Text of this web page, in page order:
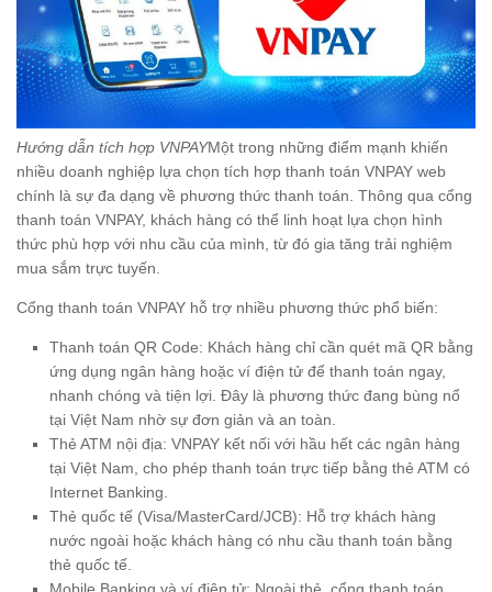
Hướng dẫn tích hợp VNPAYMột trong những điểm mạnh khiến
nhiều doanh nghiệp lựa chọn tích hợp thanh toán VNPAY web
chính là sự đa dạng về phương thức thanh toán. Thông qua cổng
thanh toán VNPAY, khách hàng có thể linh hoạt lựa chọn hình
thức phù hợp với nhu cầu của mình, từ đó gia tăng trải nghiệm
mua sắm trực tuyến.
Cổng thanh toán VNPAY hỗ trợ nhiều phương thức phổ biến:
Thanh toán QR Code: Khách hàng chỉ cần quét mã QR bằng
ứng dụng ngân hàng hoặc ví điện tử để thanh toán ngay,
nhanh chóng và tiện lợi. Đây là phương thức đang bùng nổ
tại Việt Nam nhờ sự đơn giản và an toàn.
Thẻ ATM nội địa: VNPAY kết nối với hầu hết các ngân hàng
tại Việt Nam, cho phép thanh toán trực tiếp bằng thẻ ATM có
Internet Banking.
Thẻ quốc tế (Visa/MasterCard/JCB): Hỗ trợ khách hàng
nước ngoài hoặc khách hàng có nhu cầu thanh toán bằng
thẻ quốc tế.